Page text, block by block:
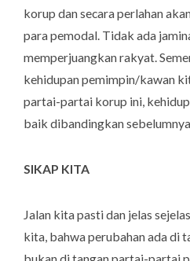
korup dan secara perlahan
para pemodal. Tidak ada
memperjuangkan rakyat.
kehidupan pemimpin/kawan
partai-partai korup ini,
baik dibandingkan
SIKAP KITA
Jalan kita pasti dan jelas
kita, bahwa perubahan ada di